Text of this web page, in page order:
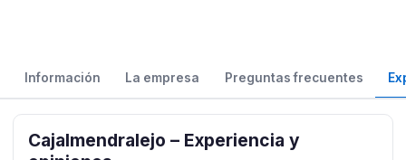
Información La empresa Preguntas frecuentes
Cajalmendralejo – Experiencia y